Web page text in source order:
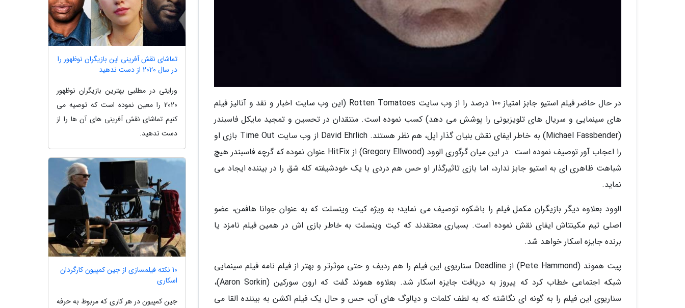
در حال حاضر فیلم استیو جابز امتیاز 100 درصد را از وب سایت Rotten Tomatoes (این وب سایت اخبار و نقد و آنالیز فیلم
های سینمایی و سریال های تلویزیونی را پوشش می دهد) کسب نموده است. منتقدان در تحسین و تمجید مایکل فاسبندر
(Michael Fassbender) به خاطر ایفای نقش بنیان گذار اپل، هم نظر هستند. David Ehrlich از وب سایت Time Out بازی او
را اعجاب آور توصیف نموده است. در این میان گرگوری الوود (Gregory Ellwood) از HitFix عنوان نموده که گرچه فاسبندر هیچ
شباهت ظاهری ای به استیو جابز ندارد، اما بازی تاثیرگذار او حس هم دردی با یک خودشیفته کله شق را در بیننده ایجاد می
نماید.
الوود بعلاوه دیگر بازیگران مکمل فیلم را باشکوه توصیف می نماید؛ به ویژه کیت وینسلت که به عنوان جوانا هافمن، عضو
اصلی تیم مکینتاش ایفای نقش نموده است. بسیاری معتقدند که کیت وینسلت به خاطر بازی اش در همین فیلم نامزد یا
برنده جایزه اسکار خواهد شد.
پیت هموند (Pete Hammond) از Deadline سناریوی این فیلم را هم ردیف و حتی موثرتر و بهتر از فیلم نامه فیلم سینمایی
شبکه اجتماعی خطاب کرد که پیروز به دریافت جایزه اسکار شد. بعلاوه هموند گفت که ارون سورکین (Aaron Sorkin)،
سناریوی این فیلم را به گونه ای نگاشته که به لطف کلمات و دیالوگ های آن، حس و حال یک فیلم اکشن به بیننده القا می
تماشای نقش آفرینی این بازیگران نوظهور را
در سال 2020 از دست ندهید
ورایتی در مطلبی بهترین بازیگران نوظهور
2020 را معین نموده است که توصیه می
کنیم تماشای نقش آفرینی های آن ها را از
دست ندهید.
10 نکته فیلمسازی از جین کمپیون کارگردان
اسکاری
جین کمپیون در هر کاری که مربوط به حرفه